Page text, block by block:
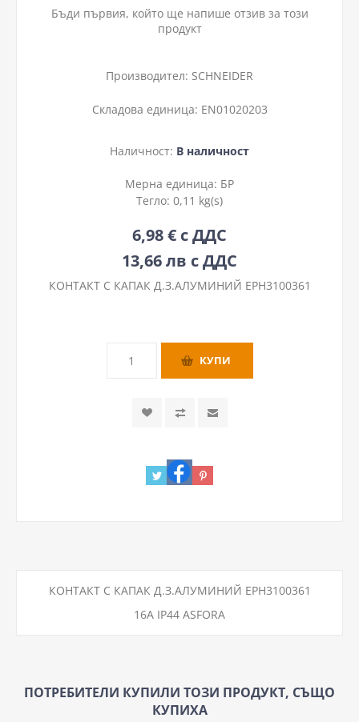
Бъди първия, който ще напише отзив за този
продукт
Производител: SCHNEIDER
Складова единица: EN01020203
Наличност: В наличност
Мерна единица: БР
Тегло: 0,11 kg(s)
6,98 € с ДДС
13,66 лв с ДДС
КОНТАКТ С КАПАК Д.З.АЛУМИНИЙ EPH3100361
КОНТАКТ С КАПАК Д.З.АЛУМИНИЙ EPH3100361
16A IP44 ASFORA
ПОТРЕБИТЕЛИ КУПИЛИ ТОЗИ ПРОДУКТ, СЪЩО
КУПИХА